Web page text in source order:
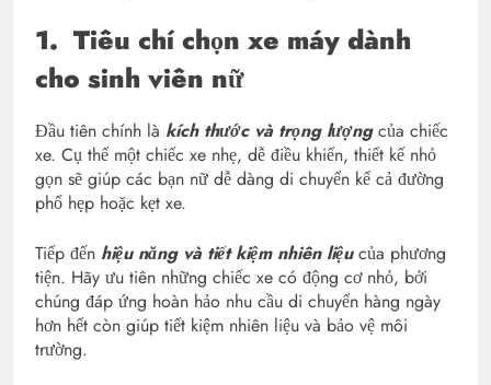
1. Tiêu chí chọn xe máy dành
cho sinh viên nữ
Đầu tiên chính là kích thước và trọng lượngcủa chiếc
xe. Cụ thể một chiếc xe nhẹ, dễ điều khiển, thiết kế nhỏ
gọn sẽ giúp các bạn nữ dễ dàng di chuyển kể cả đường
phố hẹp hoặc kẹt xe.
Tiếp đến hiệu năng và tiết kiệm nhiên liệucủa phương
tiện. Hãy ưu tiên những chiếc xe có động cơ nhỏ, bởi
chúng đáp ứng hoàn hảo nhu cầu di chuyển hàng ngày
hơn hết còn giúp tiết kiệm nhiên liệu và bảo vệ môi
trường.